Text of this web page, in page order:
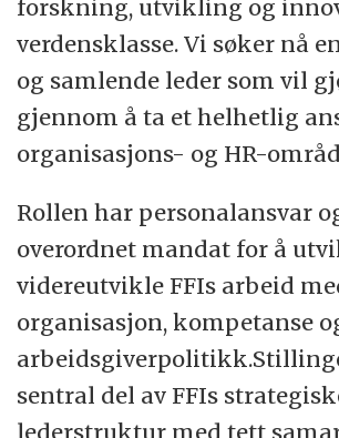
forskning, utvikling og
verdensklasse. Vi søker nå
og samlende leder som vil
gjennom å ta et helhetlig
organisasjons- og HR-
Rollen har personalansvar
overordnet mandat for å
videreutvikle FFIs arbeid
organisasjon, kompetanse
sentral del av FFIs
lederstruktur med tett